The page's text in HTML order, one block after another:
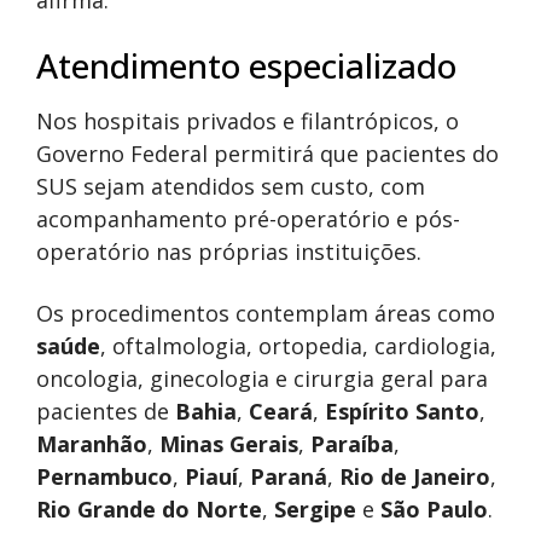
Atendimento especializado
Nos hospitais privados e filantrópicos, o
Governo Federal permitirá que pacientes do
SUS sejam atendidos sem custo, com
acompanhamento pré-operatório e pós-
operatório nas próprias instituições.
Os procedimentos contemplam áreas como
saúde, oftalmologia, ortopedia, cardiologia,
oncologia, ginecologia e cirurgia geral para
pacientes de Bahia, Ceará, Espírito Santo,
Maranhão, Minas Gerais, Paraíba,
Pernambuco, Piauí, Paraná, Rio de Janeiro,
Rio Grande do Norte, Sergipe e São Paulo.